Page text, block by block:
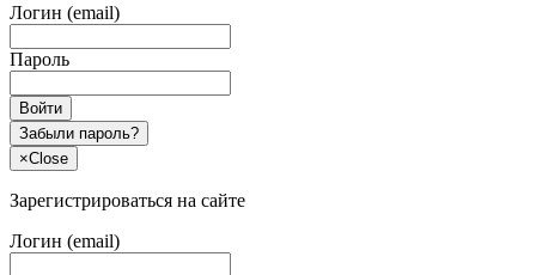
Логин (email)
Пароль
Войти
Забыли пароль?
×Close
Зарегистрироваться на сайте
Логин (email)